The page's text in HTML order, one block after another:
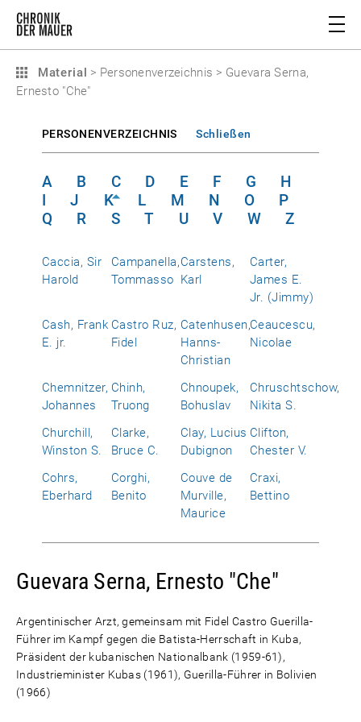
Material > Personenverzeichnis > Guevara Serna,
Ernesto "Che"
PERSONENVERZEICHNIS Schließen
A B C D E F G
H
I
J K L M N O
P
Q
R S T U V W Z
Caccia, Sir
Harold
Campanella,
Tommasso
Carstens,
Karl
Carter,
James E.
Jr. (Jimmy)
Cash, Frank
E. jr.
Castro Ruz,
Fidel
Catenhusen,
Hanns-
Christian
Ceaucescu,
Nicolae
Chemnitzer,
Johannes
Chinh,
Truong
Chnoupek,
Bohuslav
Chruschtschow,
Nikita S.
Churchill,
Winston S.
Clarke,
Bruce C.
Clay, Lucius
Dubignon
Clifton,
Chester V.
Cohrs,
Eberhard
Corghi,
Benito
Couve de
Murville,
Maurice
Craxi,
Bettino
Guevara Serna, Ernesto "Che"
Argentinischer Arzt, gemeinsam mit Fidel Castro Guerilla-
Führer im Kampf gegen die Batista-Herrschaft in Kuba,
Präsident der kubanischen Nationalbank (1959-61),
Industrieminister Kubas (1961), Guerilla-Führer in Bolivien
(1966)